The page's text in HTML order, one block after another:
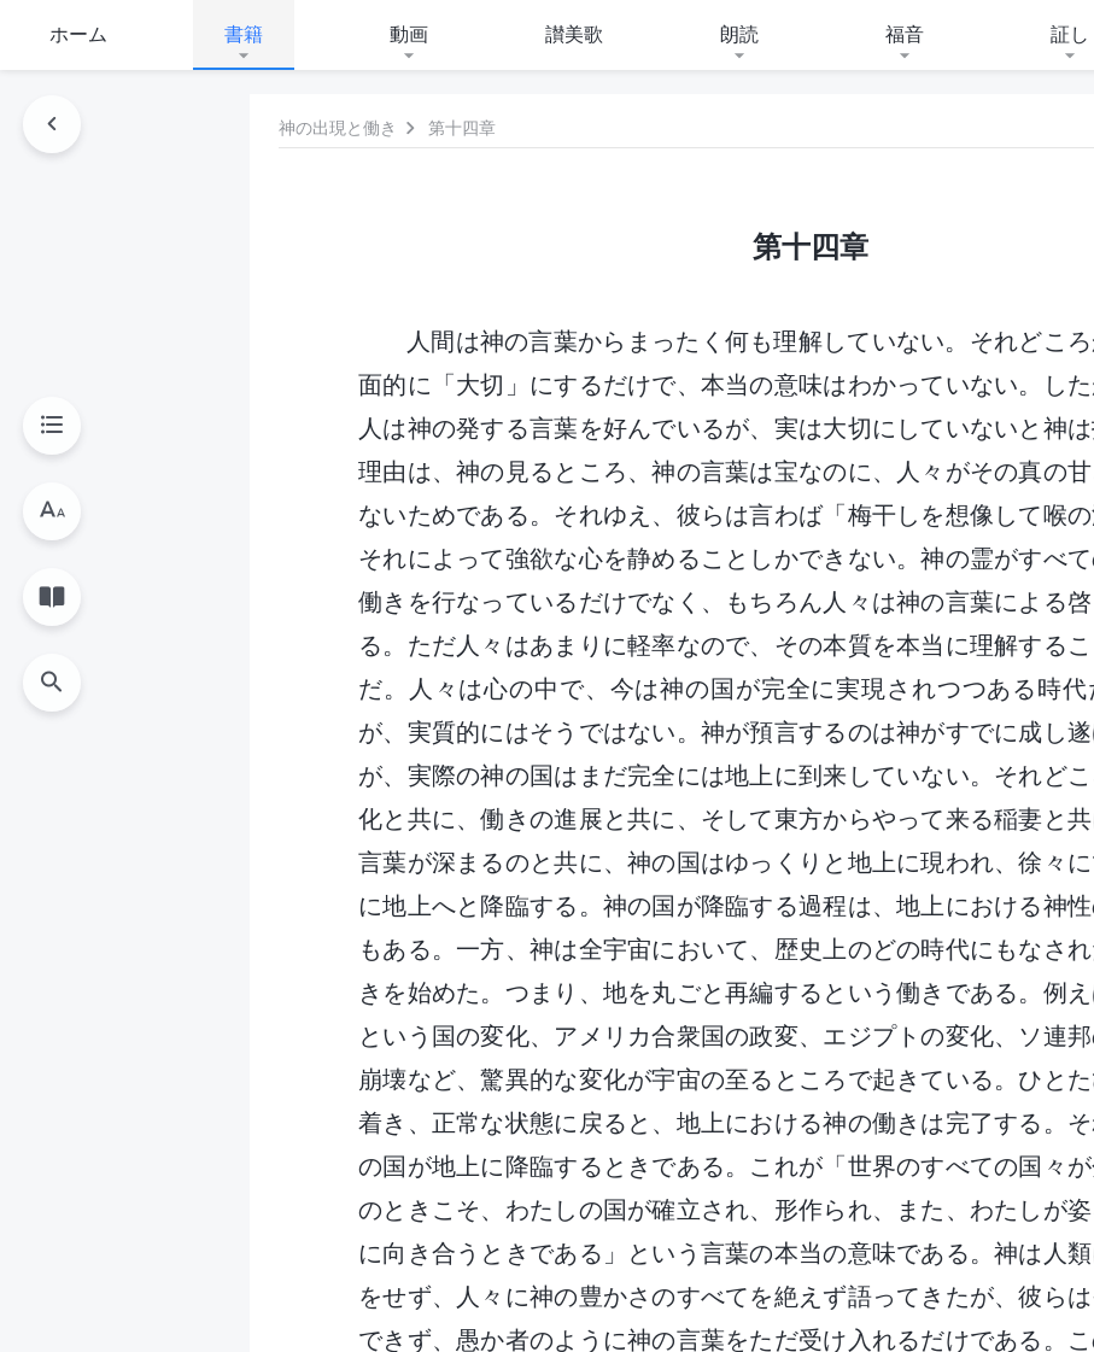
ホーム 書籍 動画 讃美歌 朗読 福音 証し
神の出現と働き 第十四章
第十四章
人間は神の言葉からまったく何も理解していない。それどこ
面的に「大切」にするだけで、本当の意味はわかっていない。し
人は神の発する言葉を好んでいるが、実は大切にしていないと神
理由は、神の見るところ、神の言葉は宝なのに、人々がその真の
ないためである。それゆえ、彼らは言わば「梅干しを想像して喉の
それによって強欲な心を静めることしかできない。神の霊がすべ
働きを行なっているだけでなく、もちろん人々は神の言葉による
る。ただ人々はあまりに軽率なので、その本質を本当に理解する
だ。人々は心の中で、今は神の国が完全に実現されつつある時代
が、実質的にはそうではない。神が預言するのは神がすでに成し
が、実際の神の国はまだ完全には地上に到来していない。それど
化と共に、働きの進展と共に、そして東方からやって来る稲妻と
言葉が深まるのと共に、神の国はゆっくりと地上に現われ、徐々
に地上へと降臨する。神の国が降臨する過程は、地上における神
もある。一方、神は全宇宙において、歴史上のどの時代にもなさ
きを始めた。つまり、地を丸ごと再編するという働きである。例
という国の変化、アメリカ合衆国の政変、エジプトの変化、ソ連
崩壊など、驚異的な変化が宇宙の至るところで起きている。ひと
着き、正常な状態に戻ると、地上における神の働きは完了する。
の国が地上に降臨するときである。これが「世界のすべての国々
のときこそ、わたしの国が確立され、形作られ、また、わたしが
に向き合うときである」という言葉の本当の意味である。神は人
をせず、人々に神の豊かさのすべてを絶えず語ってきたが、彼ら
できず、愚か者のように神の言葉をただ受け入れるだけである。